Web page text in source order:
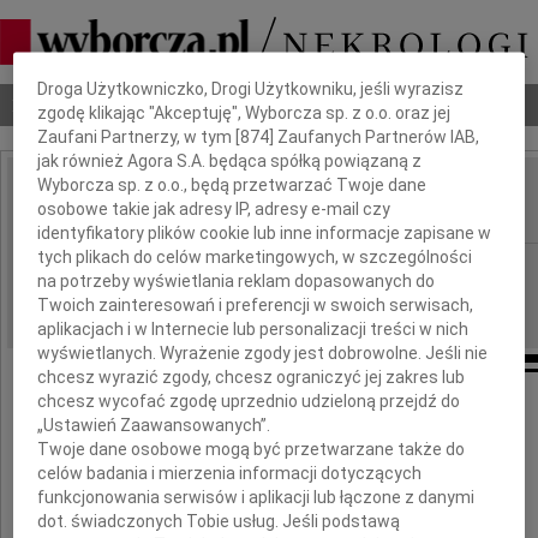
Nekrologi Odeszli Poradnik pogrzebowy
IMIĘ I NAZWISKO: Basia Stefaniak
REGION: Łódź, Warszawa
DATA EMISJI: 03.12.2021
Basię Stefaniak
Dbamy o Twoją prywatność
Droga Użytkowniczko, Drogi Użytkowniku, jeśli wyrazisz
zgodę klikając "Akceptuję", Wyborcza sp. z o.o. oraz jej
Zaufani Partnerzy, w tym [874 ] Zaufanych Partnerów IAB,
jak również Agora S.A. będąca spółką powiązaną z
Wyborcza sp. z o.o., będą przetwarzać Twoje dane
osobowe takie jak adresy IP, adresy e-mail czy
identyfikatory plików cookie lub inne informacje zapisane w
tych plikach do celów marketingowych, w szczególności
na potrzeby wyświetlania reklam dopasowanych do
Twoich zainteresowań i preferencji w swoich serwisach,
aplikacjach i w Internecie lub personalizacji treści w nich
wyświetlanych. Wyrażenie zgody jest dobrowolne. Jeśli nie
chcesz wyrazić zgody, chcesz ograniczyć jej zakres lub
chcesz wycofać zgodę uprzednio udzieloną przejdź do
„Ustawień Zaawansowanych”.
Twoje dane osobowe mogą być przetwarzane także do
celów badania i mierzenia informacji dotyczących
funkcjonowania serwisów i aplikacji lub łączone z danymi
dot. świadczonych Tobie usług. Jeśli podstawą